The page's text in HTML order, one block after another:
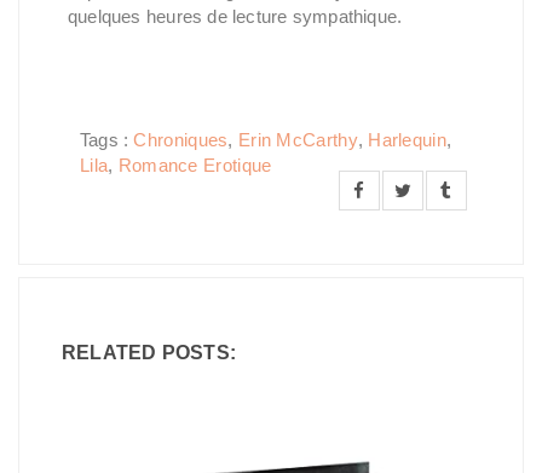
quelques heures de lecture sympathique.
Tags :Chroniques, Erin McCarthy, Harlequin,
Lila, Romance Erotique
RELATED POSTS: